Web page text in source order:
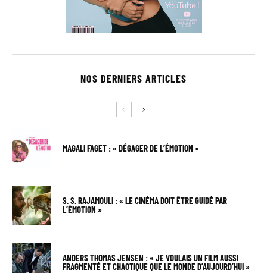
NOS DERNIERS ARTICLES
MAGALI FAGET : « DÉGAGER DE L’ÉMOTION »
S. S. RAJAMOULI : « LE CINÉMA DOIT ÊTRE GUIDÉ PAR
L’ÉMOTION »
ANDERS THOMAS JENSEN : « JE VOULAIS UN FILM AUSSI
FRAGMENTÉ ET CHAOTIQUE QUE LE MONDE D’AUJOURD’HUI »